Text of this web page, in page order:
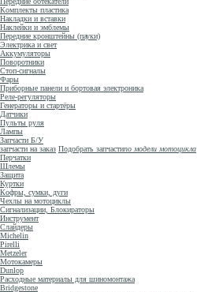
Комплекты пластика
Накладки и вставки
Наклейки и эмблемы
Передние кронштейны (пауки)
Электрика и свет
Аккумуляторы
Поворотники
Стоп-сигналы
Фары
Приборные панели и бортовая электроника
Реле-регуляторы
Генераторы и стартёры
Датчики
Пульты руля
Лампы
Запчасти Б/У
запчасти на заказ Подобрать запчастипо модели мотоцикла
Перчатки
Шлемы
Защита
Куртки
Кофры, сумки, дуги
Чехлы на мотоциклы
Сигнализации, Блокираторы
Инструмент
Слайдеры
Michelin
Pirelli
Metzeler
Мотокамеры
Dunlop
Расходные материалы для шиномонтажа
Bridgestone